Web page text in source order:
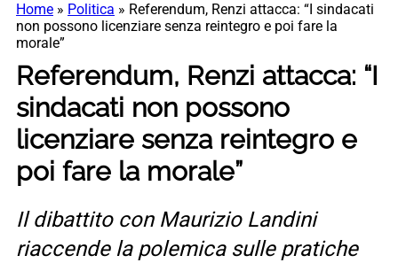
Home » Politica » Referendum, Renzi attacca: “I sindacati
non possono licenziare senza reintegro e poi fare la
morale”
Referendum, Renzi attacca: “I
sindacati non possono
licenziare senza reintegro e
poi fare la morale”
Il dibattito con Maurizio Landini
riaccende la polemica sulle pratiche